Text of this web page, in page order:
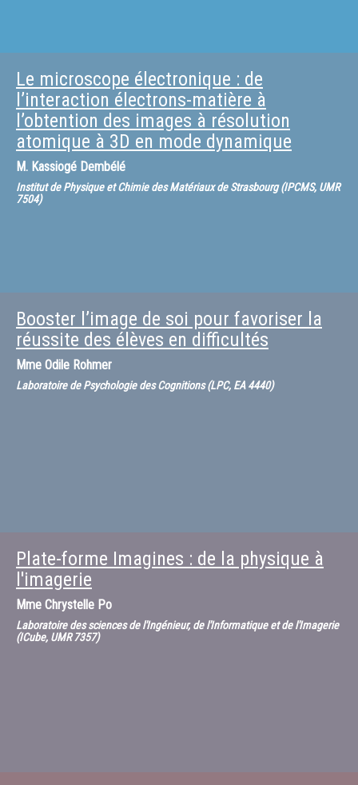
Le microscope électronique : de
l’interaction électrons-matière à
l’obtention des images à résolution
atomique à 3D en mode dynamique
M. Kassiogé Dembélé
Institut de Physique et Chimie des Matériaux de Strasbourg (IPCMS, UMR
7504)
Booster l’image de soi pour favoriser la
réussite des élèves en difficultés
Mme Odile Rohmer
Laboratoire de Psychologie des Cognitions (LPC, EA 4440)
Plate-forme Imagines : de la physique à
l'imagerie
Mme Chrystelle Po
Laboratoire des sciences de l'Ingénieur, de l'Informatique et de l'Imagerie
(ICube, UMR 7357)